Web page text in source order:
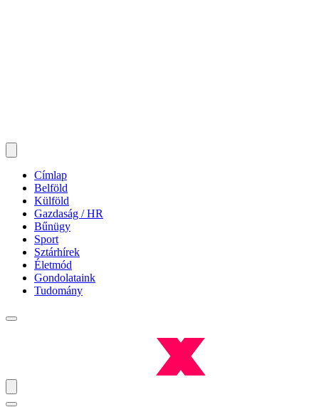
Címlap
Belföld
Külföld
Gazdaság / HR
Bűnügy
Sport
Sztárhírek
Életmód
Gondolataink
Tudomány